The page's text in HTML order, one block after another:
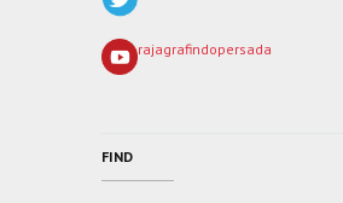
rajagrafindopersada
FIND